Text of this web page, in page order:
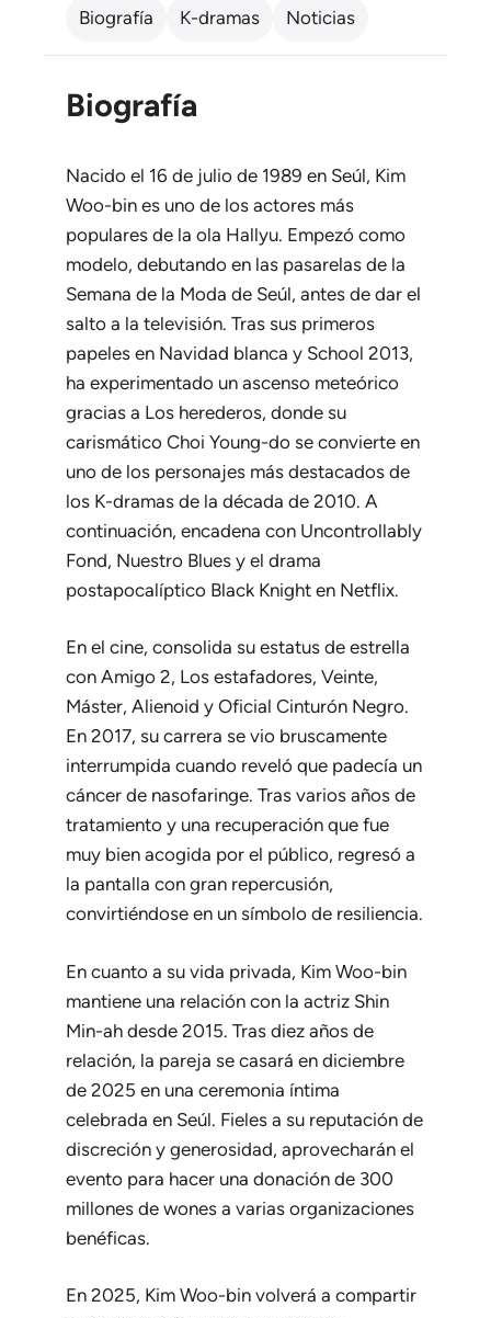
Biografía K-dramas Noticias
Biografía
Nacido el 16 de julio de 1989 en Seúl, Kim
Woo-bin es uno de los actores más
populares de la ola Hallyu. Empezó como
modelo, debutando en las pasarelas de la
Semana de la Moda de Seúl, antes de dar el
salto a la televisión. Tras sus primeros
papeles en Navidad blanca y School 2013,
ha experimentado un ascenso meteórico
gracias a Los herederos, donde su
carismático Choi Young-do se convierte en
uno de los personajes más destacados de
los K-dramas de la década de 2010. A
continuación, encadena con Uncontrollably
Fond, Nuestro Blues y el drama
postapocalíptico Black Knight en Netflix.
En el cine, consolida su estatus de estrella
con Amigo 2, Los estafadores, Veinte,
Máster, Alienoid y Oficial Cinturón Negro.
En 2017, su carrera se vio bruscamente
interrumpida cuando reveló que padecía un
cáncer de nasofaringe. Tras varios años de
tratamiento y una recuperación que fue
muy bien acogida por el público, regresó a
la pantalla con gran repercusión,
convirtiéndose en un símbolo de resiliencia.
En cuanto a su vida privada, Kim Woo-bin
mantiene una relación con la actriz Shin
Min-ah desde 2015. Tras diez años de
relación, la pareja se casará en diciembre
de 2025 en una ceremonia íntima
celebrada en Seúl. Fieles a su reputación de
discreción y generosidad, aprovecharán el
evento para hacer una donación de 300
millones de wones a varias organizaciones
benéficas.
En 2025, Kim Woo-bin volverá a compartir